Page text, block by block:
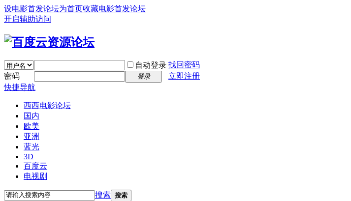
设电影首发论坛为首页收藏电影首发论坛
开启辅助访问
自动登录 找回密码
密码
登录
立即注册
快捷导航
西西电影论坛
国内
欧美
亚洲
蓝光
3D
百度云
电视剧
搜索 搜索